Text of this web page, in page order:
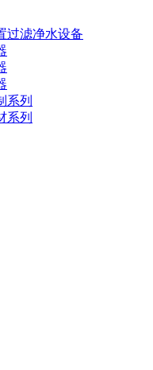
过滤净水设备
系列
系列